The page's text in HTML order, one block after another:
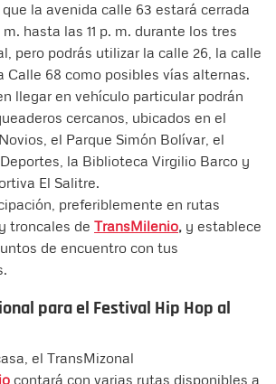
la avenida calle 63 estará cerrada
m. hasta las 11 p. m. durante los tres
pero podrás utilizar la calle 26, la calle
Calle 68 como posibles vías alternas.
llegar en vehículo particular podrán
cercanos, ubicados en el
el Parque Simón Bolívar, el
la Biblioteca Virgilio Barco y
El Salitre.
preferiblemente en rutas
troncales de TransMilenio, y establece
de encuentro con tus
para el Festival Hip Hop al
el TransMizonal
contará con varias rutas disponibles a